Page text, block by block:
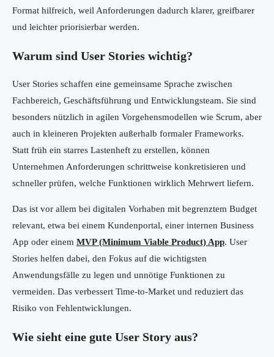
Format hilfreich, weil Anforderungen dadurch klarer, greifbarer
und leichter priorisierbar werden.
Warum sind User Stories wichtig?
User Stories schaffen eine gemeinsame Sprache zwischen
Fachbereich, Geschäftsführung und Entwicklungsteam. Sie sind
besonders nützlich in agilen Vorgehensmodellen wie Scrum, aber
auch in kleineren Projekten außerhalb formaler Frameworks.
Statt früh ein starres Lastenheft zu erstellen, können
Unternehmen Anforderungen schrittweise konkretisieren und
schneller prüfen, welche Funktionen wirklich Mehrwert liefern.
Das ist vor allem bei digitalen Vorhaben mit begrenztem Budget
relevant, etwa bei einem Kundenportal, einer internen Business
App oder einem MVP (Minimum Viable Product) App. User
Stories helfen dabei, den Fokus auf die wichtigsten
Anwendungsfälle zu legen und unnötige Funktionen zu
vermeiden. Das verbessert Time-to-Market und reduziert das
Risiko von Fehlentwicklungen.
Wie sieht eine gute User Story aus?